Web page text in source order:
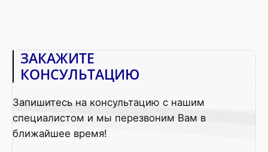
ЗАКАЖИТЕ
КОНСУЛЬТАЦИЮ
Запишитесь на консультацию с нашим
специалистом и мы перезвоним Вам в
ближайшее время!